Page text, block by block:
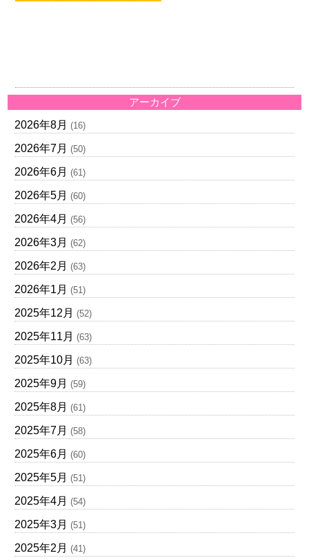
アーカイブ
2026年8月 (16)
2026年7月 (50)
2026年6月 (61)
2026年5月 (60)
2026年4月 (56)
2026年3月 (62)
2026年2月 (63)
2026年1月 (51)
2025年12月 (52)
2025年11月 (63)
2025年10月 (63)
2025年9月 (59)
2025年8月 (61)
2025年7月 (58)
2025年6月 (60)
2025年5月 (51)
2025年4月 (54)
2025年3月 (51)
2025年2月 (41)